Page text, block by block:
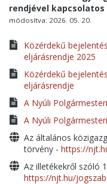
rendjével
módosítva: 2026. 05. 20.
Közérdekű
eljárásrendje 2025
Közérdekű
eljárásrendje
A Nyúli
A Nyúli
Az általános
törvény - https://
Az illetékekről szóló
https://njt.hu/